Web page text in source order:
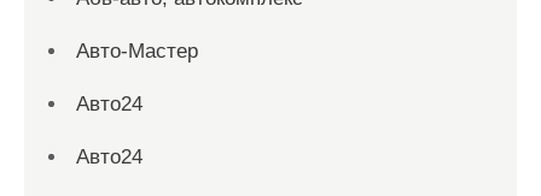
Авто-Мастер
Авто24
Авто24